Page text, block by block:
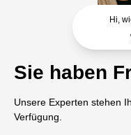
Hi,
Sie haben
Unsere Experten stehen
Verfügung.